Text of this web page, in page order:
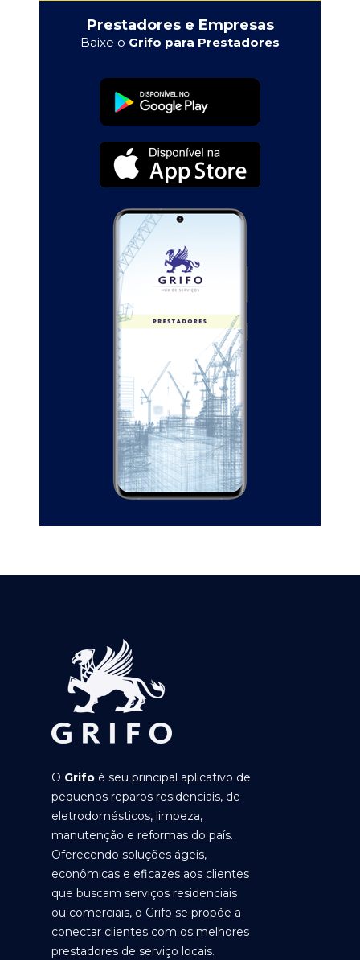
Prestadores e Empresas
Baixe o Grifo para Prestadores
O Grifo é seu principal aplicativo de
pequenos reparos residenciais, de
eletrodomésticos, limpeza,
manutenção e reformas do país.
Oferecendo soluções ágeis,
econômicas e eficazes aos clientes
que buscam serviços residenciais
ou comerciais, o Grifo se propõe a
conectar clientes com os melhores
prestadores de serviço locais.